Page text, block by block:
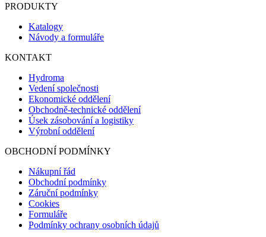
PRODUKTY
Katalogy
Návody a formuláře
KONTAKT
Hydroma
Vedení společnosti
Ekonomické oddělení
Obchodně-technické oddělení
Úsek zásobování a logistiky
Výrobní oddělení
OBCHODNÍ PODMÍNKY
Nákupní řád
Obchodní podmínky
Záruční podmínky
Cookies
Formuláře
Podmínky ochrany osobních údajů